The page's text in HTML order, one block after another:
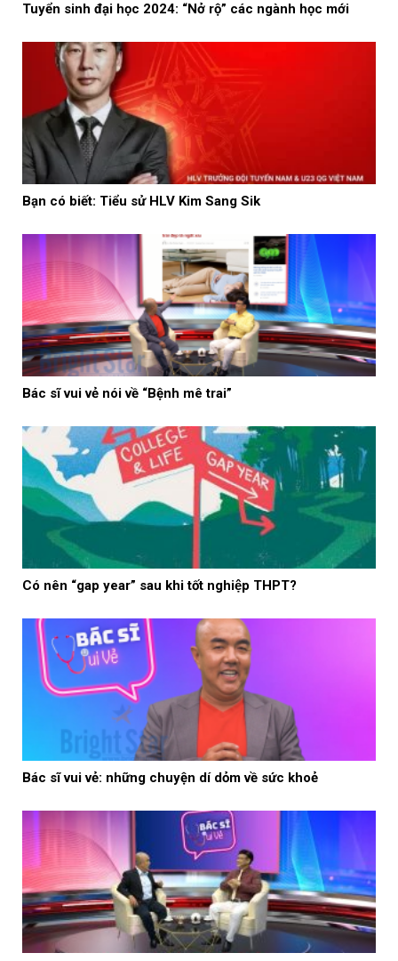
Tuyển sinh đại học 2024: “Nở rộ” các ngành học mới
Bạn có biết: Tiểu sử HLV Kim Sang Sik
Bác sĩ vui vẻ nói về “Bệnh mê trai”
Có nên “gap year” sau khi tốt nghiệp THPT?
Bác sĩ vui vẻ: những chuyện dí dỏm về sức khoẻ